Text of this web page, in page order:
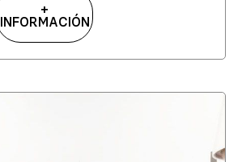
+
INFORMACIÓN